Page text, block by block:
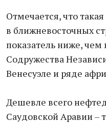
Отмечается, что
в ближневосточных
показатель ниже,
Содружества
Венесуэле и ряде
Дешевле всего
Саудовской Аравии –